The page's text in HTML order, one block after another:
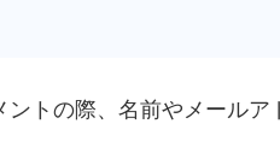
トの際、名前やメールア